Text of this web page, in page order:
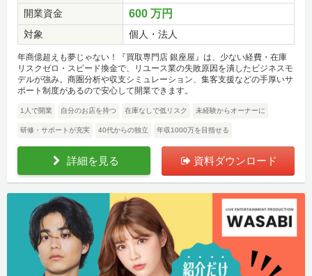
開業資金
600 万円
対象 個人・法人
年商億超えも夢じゃない！『買取専門店 銀座屋』は、少ない経費・在庫
リスクゼロ・スピード換金で、リユース業の失敗原因を潰したビジネスモ
デルが強み。商圏分析や収支シミュレーション、集客支援などの手厚いサ
ポート制度があるので安心して開業できます。
1人で開業 自分のお店を持つ 在庫なしで低リスク 未経験からオーナーに
研修・サポートが充実 40代からの独立 年収1000万を目指せる
詳細を見る 資料ダウンロード